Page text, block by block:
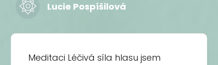
Lucie Pospíšilová
Meditaci Léčivá síla hlasu jsem